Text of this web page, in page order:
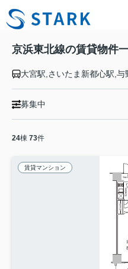
京浜東北線の賃貸物件
募集中
24棟 73件
賃貸マンション